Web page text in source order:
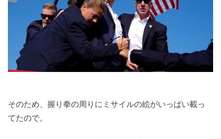
そのため、握り拳の周りにミサイルの絵がいっぱい載っ
てたので。